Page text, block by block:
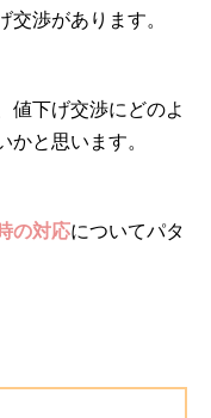
交渉があります。
値下げ交渉にどのよ
かと思います。
の対応についてパタ